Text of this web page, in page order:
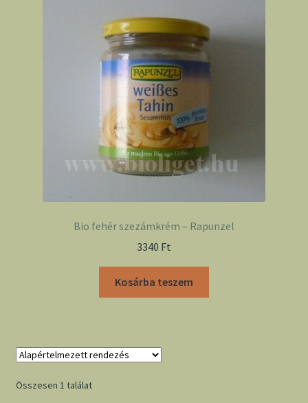
Bio fehér szezámkrém – Rapunzel
3340 Ft
Kosárba teszem
Összesen 1 találat